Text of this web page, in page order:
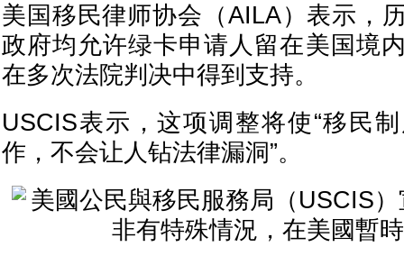
美国移民律师协会（AILA）表示，
政府均允许绿卡申请人留在美国境
在多次法院判决中得到支持。
USCIS表示，这项调整将使“移民
作，不会让人钻法律漏洞”。